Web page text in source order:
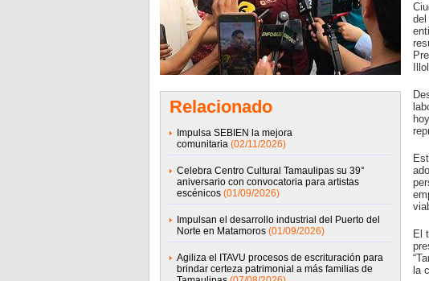
Relacionado
Impulsa SEBIEN la mejora
comunitaria (02/11/2026)
Celebra Centro Cultural Tamaulipas su 39°
aniversario con convocatoria para artistas
escénicos (01/09/2026)
Impulsan el desarrollo industrial del Puerto del
Norte en Matamoros (01/09/2026)
Agiliza el ITAVU procesos de escrituración para
brindar certeza patrimonial a más familias de
del
El
la